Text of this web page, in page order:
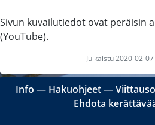
Sivun kuvailutiedot ovat peräisin
(YouTube).
Julkaistu 2020-02-
Info ― Hakuohjeet―
Ehdota